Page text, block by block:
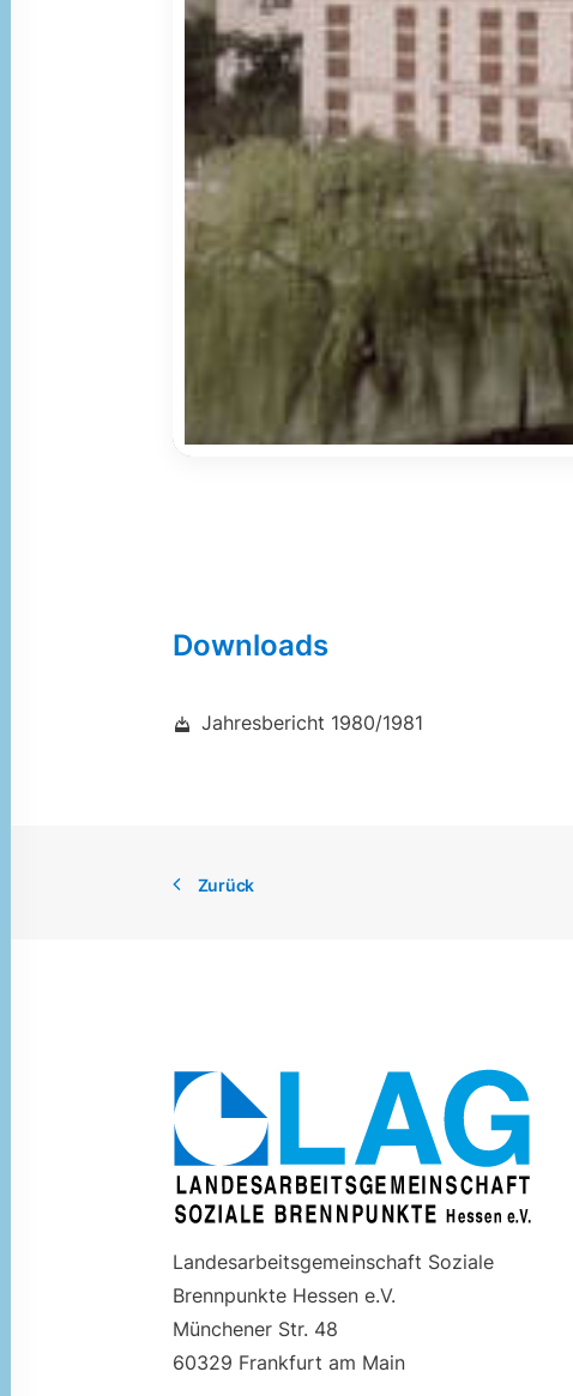
Downloads
Jahresbericht 1980/1981
Landesarbeitsgemeinschaft Soziale
Brennpunkte Hessen e.V.
Münchener Str. 48
60329 Frankfurt am Main